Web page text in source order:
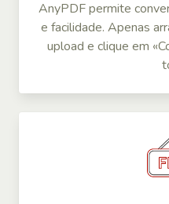
AnyPDF permite
e facilidade. Apenas
upload e clique em